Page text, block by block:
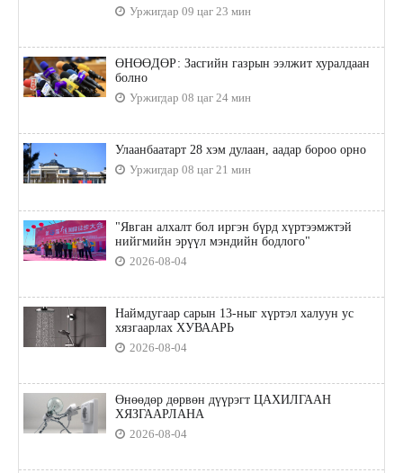
Уржигдар 09 цаг 23 мин
ӨНӨӨДӨР: Засгийн газрын ээлжит хуралдаан
болно
Уржигдар 08 цаг 24 мин
Улаанбаатарт 28 хэм дулаан, аадар бороо орно
Уржигдар 08 цаг 21 мин
"Явган алхалт бол иргэн бүрд хүртээмжтэй
нийгмийн эрүүл мэндийн бодлого"
2026-08-04
Наймдугаар сарын 13-ныг хүртэл халуун ус
хязгаарлах ХУВААРЬ
2026-08-04
Өнөөдөр дөрвөн дүүрэгт ЦАХИЛГААН
ХЯЗГААРЛАНА
2026-08-04